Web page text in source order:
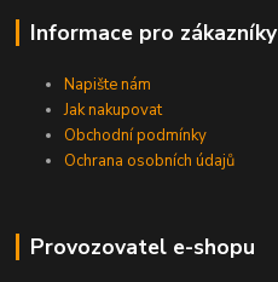
Informace pro zákazníky
Napište nám
Jak nakupovat
Obchodní podmínky
Ochrana osobních údajů
Provozovatel e-shopu